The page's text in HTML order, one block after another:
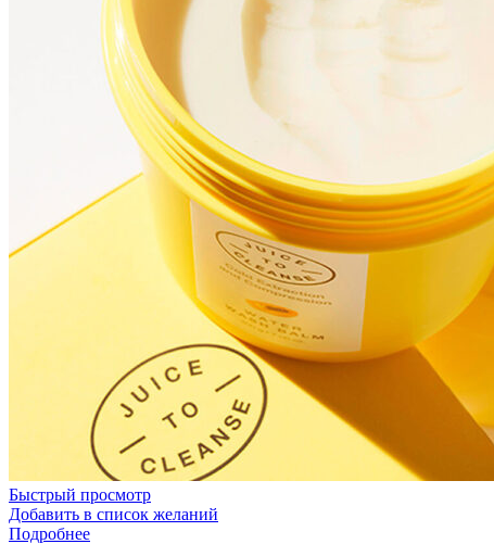
Бытовая химия
Быстрый просмотр
Добавить в список желаний
Подробнее